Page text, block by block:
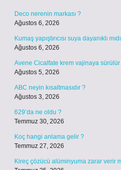
Deco nerenin markası ?
Ağustos 6, 2026
Kumaş yapıştırıcısı suya dayanıklı
Ağustos 6, 2026
Avene Cicalfate krem vajinaya sürülür
Ağustos 5, 2026
ABC neyin kısaltmasıdır ?
Ağustos 3, 2026
629’da ne oldu ?
Temmuz 30, 2026
Koç hangi anlama gelir ?
Temmuz 27, 2026
Kireç çözücü alüminyuma zarar verir